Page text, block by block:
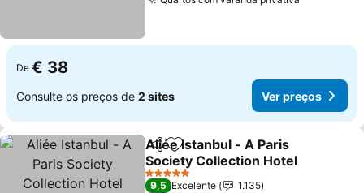
De € 38
Consulte os preços de 2 sites Ver preços
PartilharAdicionar aos favoritos
Aliée Istanbul - A Paris
Society Collection Hotel
5 Estrelas
9,5 Excelente
1.135